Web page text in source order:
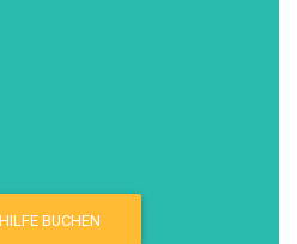
BUCHEN